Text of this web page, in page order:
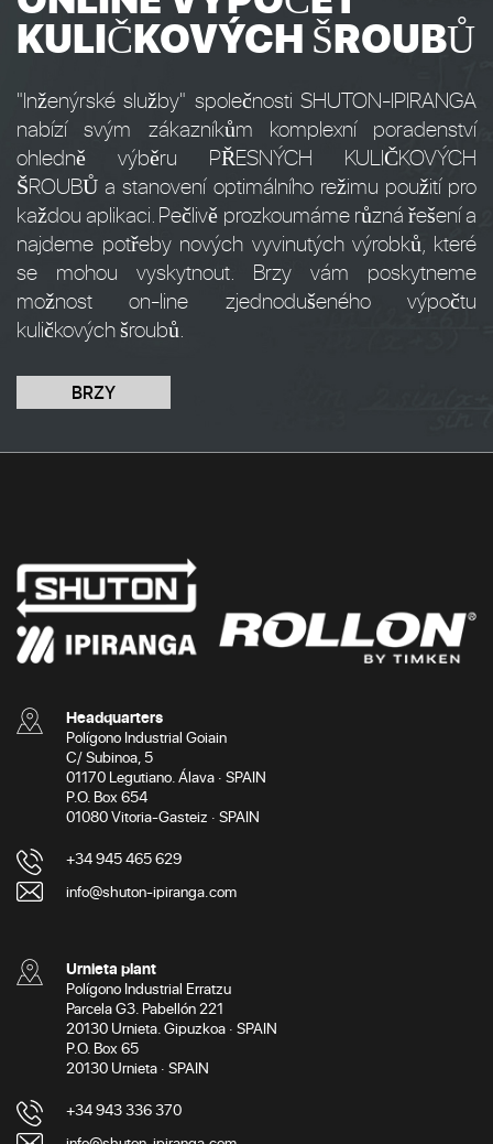
KULIČKOVÝCH ŠROUBŮ
"Inženýrské služby" společnosti SHUTON-IPIRANGA
nabízí svým zákazníkům komplexní poradenství
ohledně výběru PŘESNÝCH KULIČKOVÝCH
ŠROUBŮ a stanovení optimálního režimu použití pro
každou aplikaci. Pečlivě prozkoumáme různá řešení a
najdeme potřeby nových vyvinutých výrobků, které
se mohou vyskytnout. Brzy vám poskytneme
možnost on-line zjednodušeného výpočtu
kuličkových šroubů.
BRZY
Headquarters
Polígono Industrial Goiain
C/ Subinoa, 5
01170 Legutiano. Álava · SPAIN
P.O. Box 654
01080 Vitoria-Gasteiz · SPAIN
+34 945 465 629
info@shuton-ipiranga.com
Urnieta plant
Polígono Industrial Erratzu
Parcela G3. Pabellón 221
20130 Urnieta. Gipuzkoa · SPAIN
P.O. Box 65
20130 Urnieta · SPAIN
+34 943 336 370